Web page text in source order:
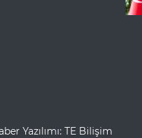
Yazılımı: TE Bilişim